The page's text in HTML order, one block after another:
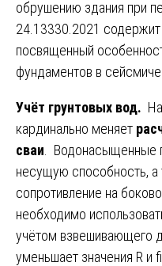
обрушению здания при
24.13330.2021
посвященный
фундаментов в
Учёт грунтовых вод.
кардинально меняет
сваи .
несущую способность, а
сопротивление на
необходимо
учётом взвешивающего
уменьшает значения R и